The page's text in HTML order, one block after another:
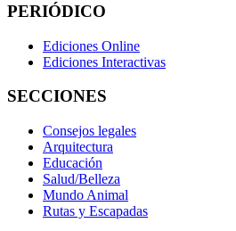
PERIÓDICO
Ediciones Online
Ediciones Interactivas
SECCIONES
Consejos legales
Arquitectura
Educación
Salud/Belleza
Mundo Animal
Rutas y Escapadas